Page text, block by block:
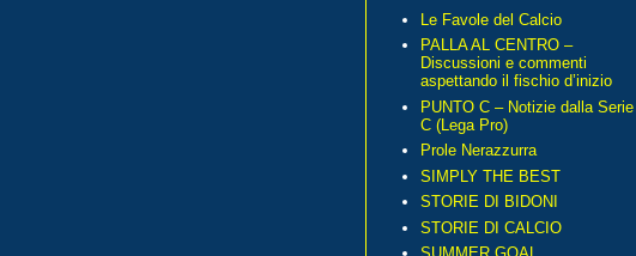
Le Favole del Calcio
PALLA AL CENTRO –
Discussioni e commenti
aspettando il fischio d’inizio
PUNTO C – Notizie dalla Serie
C (Lega Pro)
Prole Nerazzurra
SIMPLY THE BEST
STORIE DI BIDONI
STORIE DI CALCIO